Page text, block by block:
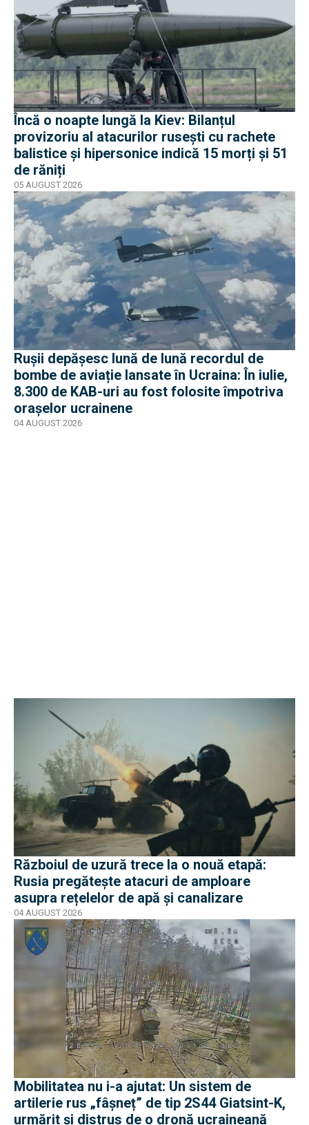
Încă o noapte lungă la Kiev: Bilanțul
provizoriu al atacurilor rusești cu rachete
balistice și hipersonice indică 15 morți și 51
de răniți
05 AUGUST 2026
Rușii depășesc lună de lună recordul de
bombe de aviație lansate în Ucraina: În iulie,
8.300 de KAB-uri au fost folosite împotriva
orașelor ucrainene
04 AUGUST 2026
Războiul de uzură trece la o nouă etapă:
Rusia pregătește atacuri de amploare
asupra rețelelor de apă și canalizare
04 AUGUST 2026
Mobilitatea nu i-a ajutat: Un sistem de
artilerie rus „fâșneț” de tip 2S44 Giatsint-K,
urmărit și distrus de o dronă ucraineană